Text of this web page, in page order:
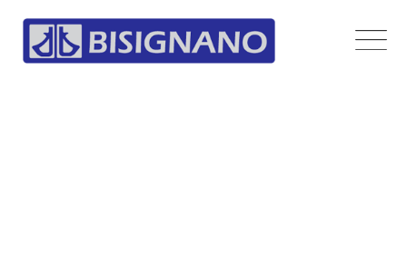
content